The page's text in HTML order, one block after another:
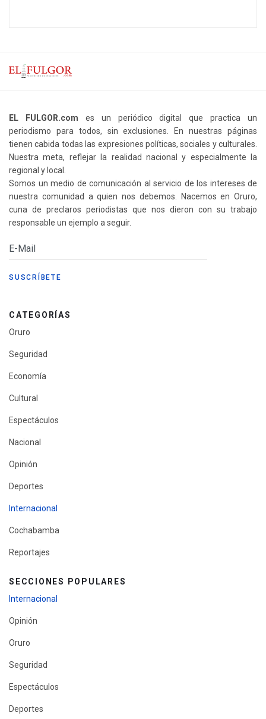
EL FULGOR.com es un periódico digital que practica un
periodismo para todos, sin exclusiones. En nuestras páginas
tienen cabida todas las expresiones políticas, sociales y culturales.
Nuestra meta, reflejar la realidad nacional y especialmente la
regional y local.
Somos un medio de comunicación al servicio de los intereses de
nuestra comunidad a quien nos debemos. Nacemos en Oruro,
cuna de preclaros periodistas que nos dieron con su trabajo
responsable un ejemplo a seguir.
CATEGORÍAS
Oruro
Seguridad
Economía
Cultural
Espectáculos
Nacional
Opinión
Deportes
Internacional
Cochabamba
Reportajes
SECCIONES POPULARES
Internacional
Opinión
Oruro
Seguridad
Espectáculos
Deportes